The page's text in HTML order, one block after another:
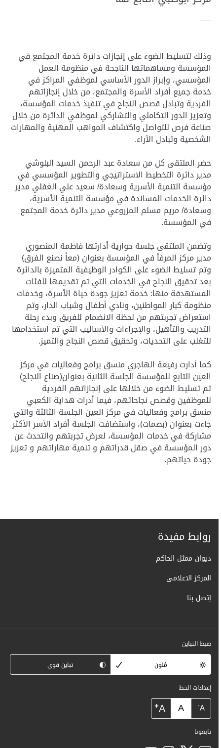
وذلك لتسليط الضوء على إنجازات دائرة خدمة المجتمع في
المؤسسة ومساهماتها الناجحة في منظومة العمل
المؤسسي، وإبراز الدور الأساسي لموظفي المراكز في
خدمة جميع أفراد الأسرة والمجتمع، من خلال إنجازاتهم
الفردية وتبادل قصص النجاح في تنفيذ خدمات المؤسسة،
وتعزيز الدور التكاملي والتشاركي لموظفي الدائرة من خلال
صناعة فرص للتواصل واكتشاف المواهب المهنية والمهارات
الشخصية وتبادل الآراء.
حضر الملتقى كل من سعادة عبد الرحمن السيد البلوشي
مدير دائرة التخطيط الاستراتيجي والتطوير المؤسسي في
مؤسسة التنمية الأسرية وسعادة/ سعيد علي الغفلي مدير
دائرة الخدمات المساندة في مؤسسة التنمية الأسرية،
وسعادة/ مريم مسلم المزروعي مدير دائرة خدمة المجتمع
في المؤسسة.
وتضمن الملتقى جلسة حوارية أدارتها فاطمة المنصوري
مدير مركز المرفأ في المؤسسة بعنوان (معاً نصنع الفرق)
وتم تسليط الضوء على الكوادر الوظيفية المتميزة بالدائرة
بعد تحقيق النجاح في الخدمات التي تم تقديمها للفئات
المستهدفة منها: خدمة تعزيز جودة حياة الأسرة، وخدمات
منظومة كبار المواطنين، ونادي أطفال وشباب الدار، وتم
استعراض تجربتهم من لحظة الانضمام للفريق وبدء رحلة
التدريب والتأهيل، والإجراءات والأساليب التي تم استخدامها
للتغلب على التحديات، وتحقيق قصص النجاح والتميز.
كما أدارت رفيعة الهاجري منسق برامج وفعاليات في مركز
العين التابع للمؤسسة الجلسة الثانية بعنوان(صناع النجاح)
تم تسليط الضوء من خلالها على إنجازاتهم الفردية
للموظفين وقصص نجاحاتهم، فيما أدرات هداية الكعبي
منسق برامج وفعاليات في مركز العين الجلسة الثالثة والتي
جاءت بعنوان (بصمات)، واستضافت الجلسة أفراد الأسر الأكثر
مشاركة في خدمات المؤسسة، لعرض تجربتهم والتحدث عن
دور المؤسسة في صقل قدراتهم و تنمية مهاراتهم و تعزيز
جودة حياتهم.
روابط مفيدة
ديوان ممثل الحاكم
المركز الاعلامى
إتصل بنا
ضبط التباين
مُلون
تباين قوي
إعدادات الخط
A
-
A
A
+
تابعونا